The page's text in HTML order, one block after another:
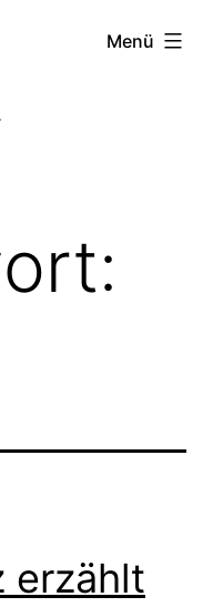
Menü
erzählt